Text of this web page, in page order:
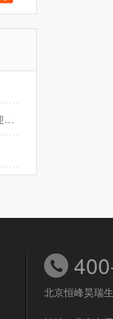
HF001脐带间充质干细胞注射液IND获受理，1.2亿糖友或迎来治疗“新希望”
北京恒峰昊瑞